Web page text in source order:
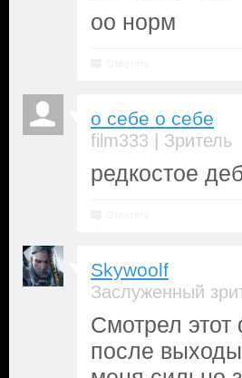
оо норм
о себе о себе
film333 | Зритель
редкостое
Skywoolf
Заслуженный
Смотрел
после